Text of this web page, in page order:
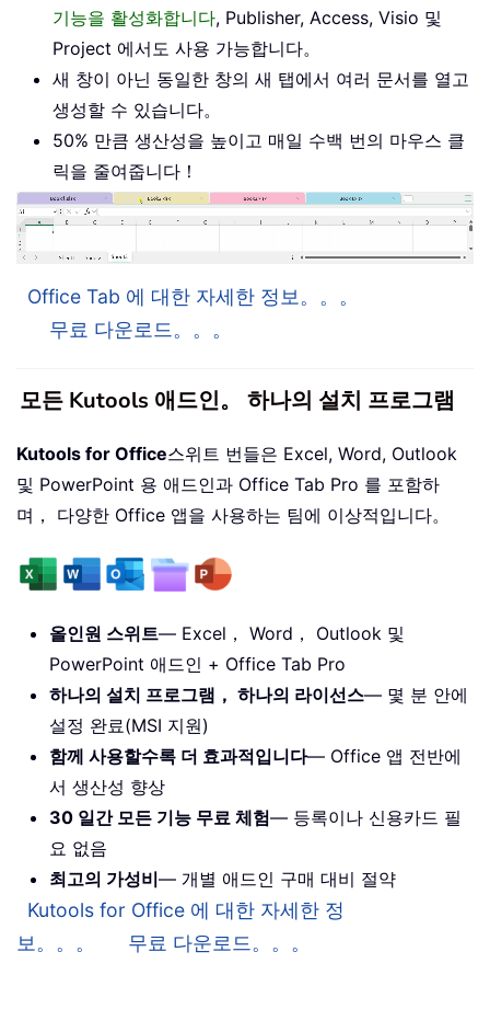
기능을 활성화합니다, Publisher, Access, Visio 및
Project 에서도 사용 가능합니다。
새 창이 아닌 동일한 창의 새 탭에서 여러 문서를 열고
생성할 수 있습니다。
50% 만큼 생산성을 높이고 매일 수백 번의 마우스 클
릭을 줄여줍니다！
Office Tab 에 대한 자세한 정보。。。
무료 다운로드。。。
모든 Kutools 애드인。 하나의 설치 프로그램
Kutools for Office스위트 번들은 Excel, Word, Outlook
및 PowerPoint 용 애드인과 Office Tab Pro 를 포함하
며， 다양한 Office 앱을 사용하는 팀에 이상적입니다。
올인원 스위트— Excel， Word， Outlook 및
PowerPoint 애드인 + Office Tab Pro
하나의 설치 프로그램， 하나의 라이선스— 몇 분 안에
설정 완료(MSI 지원)
함께 사용할수록 더 효과적입니다— Office 앱 전반에
서 생산성 향상
30 일간 모든 기능 무료 체험— 등록이나 신용카드 필
요 없음
최고의 가성비— 개별 애드인 구매 대비 절약
Kutools for Office 에 대한 자세한 정
보。。。
무료 다운로드。。。